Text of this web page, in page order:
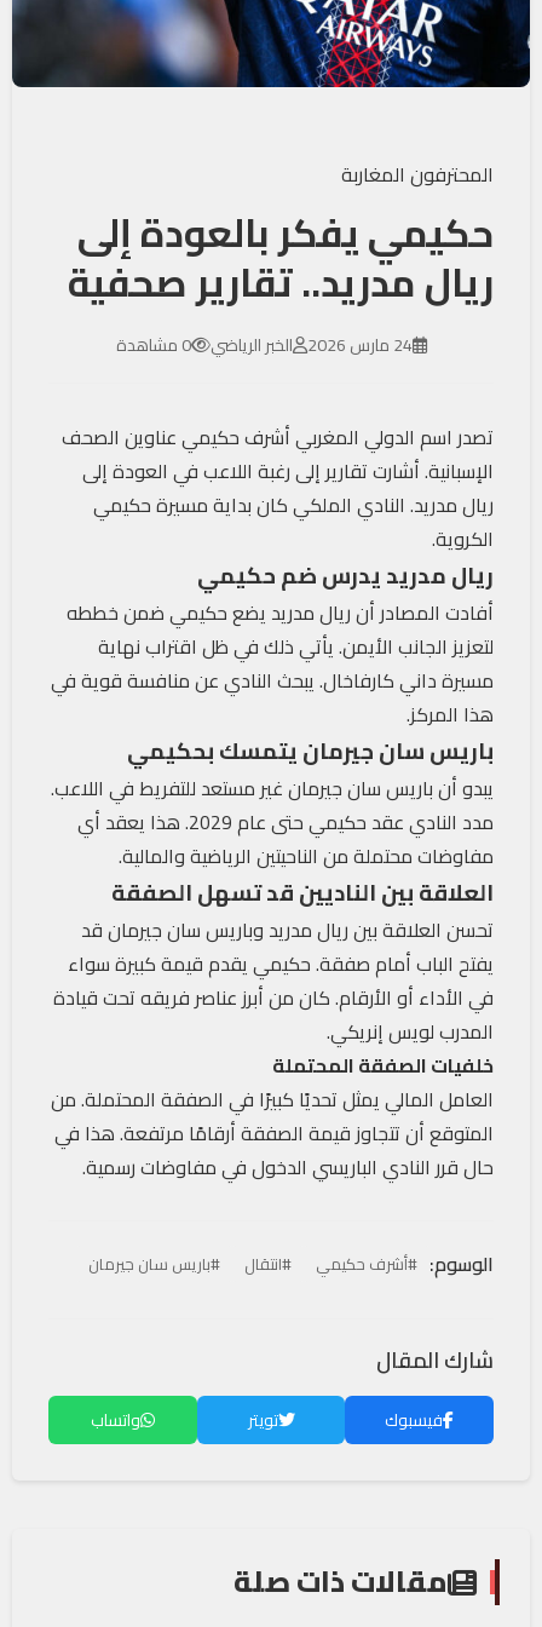
المحترفون المغاربة
حكيمي يفكر بالعودة إلى
ريال مدريد.. تقارير صحفية
24 مارس 2026 الخبر الرياضي 0 مشاهدة
تصدر اسم الدولي المغربي أشرف حكيمي عناوين الصحف
الإسبانية. أشارت تقارير إلى رغبة اللاعب في العودة إلى
ريال مدريد. النادي الملكي كان بداية مسيرة حكيمي
الكروية.
ريال مدريد يدرس ضم حكيمي
أفادت المصادر أن ريال مدريد يضع حكيمي ضمن خططه
لتعزيز الجانب الأيمن. يأتي ذلك في ظل اقتراب نهاية
مسيرة داني كارفاخال. يبحث النادي عن منافسة قوية في
هذا المركز.
باريس سان جيرمان يتمسك بحكيمي
يبدو أن باريس سان جيرمان غير مستعد للتفريط في اللاعب.
مدد النادي عقد حكيمي حتى عام 2029. هذا يعقد أي
مفاوضات محتملة من الناحيتين الرياضية والمالية.
العلاقة بين الناديين قد تسهل الصفقة
تحسن العلاقة بين ريال مدريد وباريس سان جيرمان قد
يفتح الباب أمام صفقة. حكيمي يقدم قيمة كبيرة سواء
في الأداء أو الأرقام. كان من أبرز عناصر فريقه تحت قيادة
المدرب لويس إنريكي.
خلفيات الصفقة المحتملة
العامل المالي يمثل تحديًا كبيرًا في الصفقة المحتملة. من
المتوقع أن تتجاوز قيمة الصفقة أرقامًا مرتفعة. هذا في
حال قرر النادي الباريسي الدخول في مفاوضات رسمية.
الوسوم: #أشرف حكيمي #انتقال #باريس سان جيرمان
شارك المقال
فيسبوك تويتر واتساب
مقالات ذات صلة